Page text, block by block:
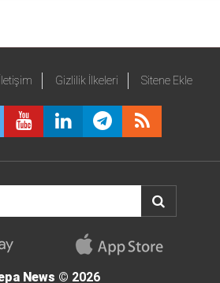
İletişim Gizlilik İlkeleri Sitene Ekle
News © 2026